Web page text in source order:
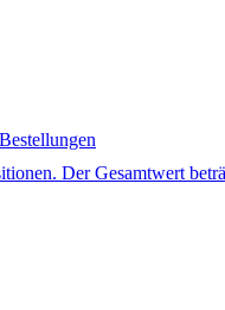
Bestellungen
Der Gesamtwert